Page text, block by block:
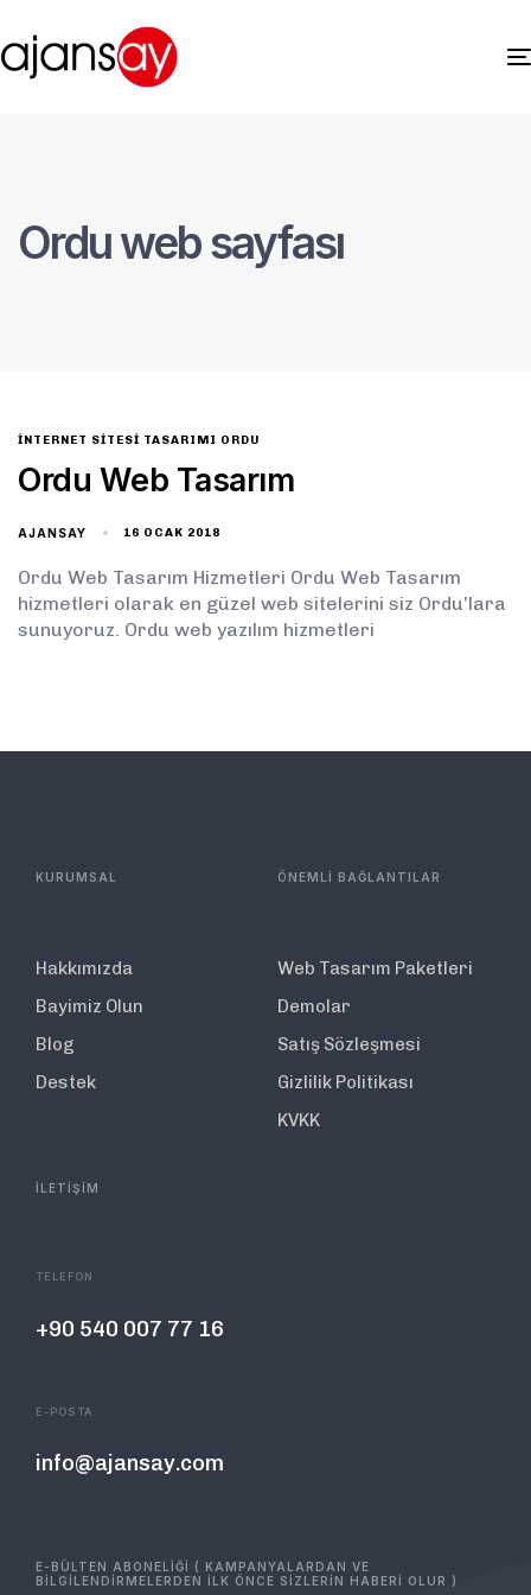
Ordu web sayfası
INTERNET SITESI TASARIMI ORDU
Ordu Web Tasarım
AJANSAY 16 OCAK 2018
Ordu Web Tasarım Hizmetleri Ordu Web Tasarım
hizmetleri olarak en güzel web sitelerini siz Ordu’lara
sunuyoruz. Ordu web yazılım hizmetleri
KURUMSAL
Hakkımızda
Bayimiz Olun
Blog
Destek
ÖNEMLİ BAĞLANTILAR
Web Tasarım Paketleri
Demolar
Satış Sözleşmesi
Gizlilik Politikası
KVKK
İLETİŞİM
TELEFON
+90 540 007 77 16
E-POSTA
info@ajansay.com
E-BÜLTEN ABONELİĞİ ( KAMPANYALARDAN VE
BİLGİLENDİRMELERDEN İLK ÖNCE SİZLERİN HABERİ OLUR )